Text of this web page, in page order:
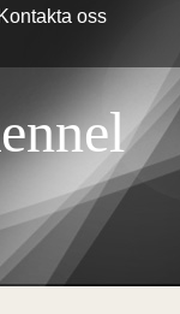
Kontakta oss